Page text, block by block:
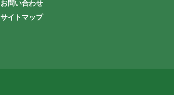
お問い合わせ
サイトマップ